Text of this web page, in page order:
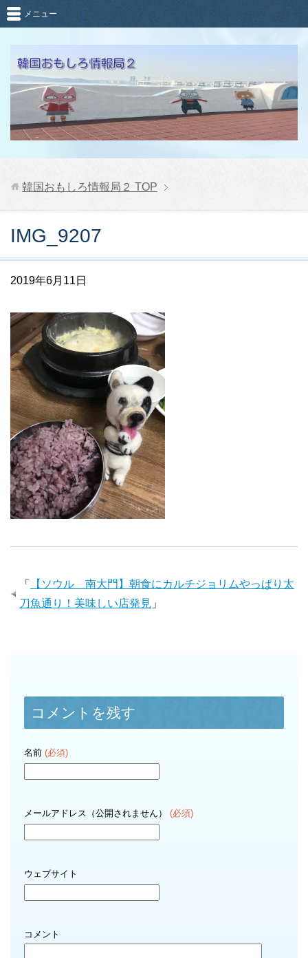
メニュー
韓国おもしろ情報局２ TOP
IMG_9207
2019年6月11日
「
【ソウル 南大門】朝食にカルチジョリムやっぱり太
刀魚通り！美味しい店発見 」
コメントを残す
名前 (必須)
メールアドレス（公開されません） (必須)
ウェブサイト
コメント